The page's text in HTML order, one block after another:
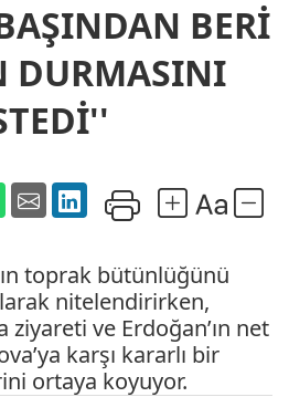
BERİ
DURMASINI
toprak bütünlüğünü
nitelendirirken,
ziyareti ve Erdoğan’ın net
karşı kararlı bir
ortaya koyuyor.